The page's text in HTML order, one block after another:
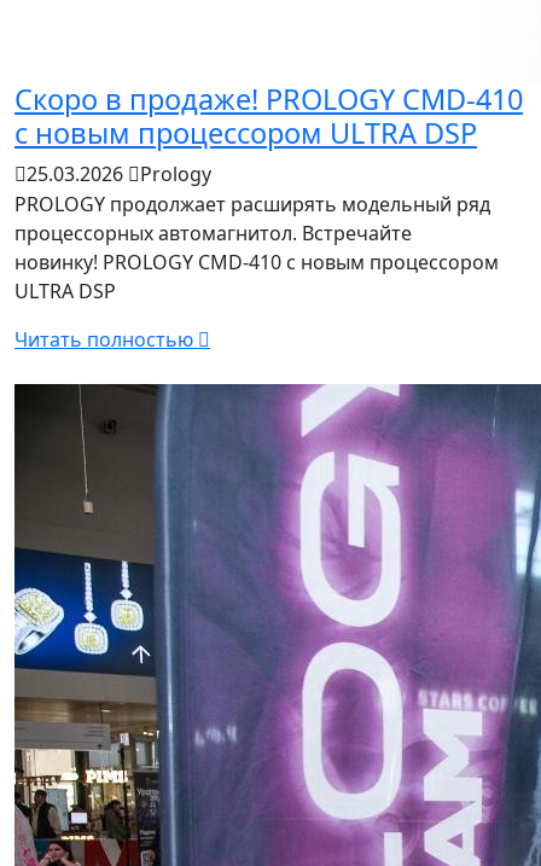
Скоро в продаже! PROLOGY CMD-410
c новым процессором ULTRA DSP
25.03.2026
Prology
PROLOGY продолжает расширять модельный ряд
процессорных автомагнитол. Встречайте
новинку! PROLOGY CMD-410 c новым процессором
ULTRA DSP
Читать полностью